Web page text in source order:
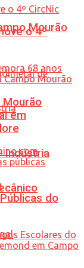
Mourão
Indústria
o 4º
Mourão
em
do